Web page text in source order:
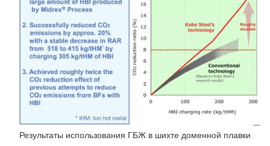
Результаты использования ГБЖ в шихте доменной плавки